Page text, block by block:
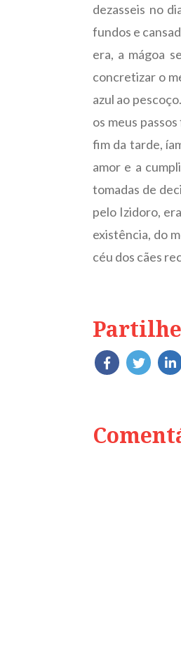
dezasseis no
fundos e
era, a mágoa
concretizar o
azul ao
os meus
fim da tarde,
amor e a
tomadas de
pelo Izidoro,
existência, do
céu dos cães
Partilhe